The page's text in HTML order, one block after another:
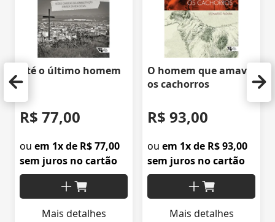
Até o último homem
R$ 77,00
ou em 1x de R$ 77,00
sem juros no cartão
Mais detalhes
O homem que amava
os cachorros
R$ 93,00
ou em 1x de R$ 93,00
sem juros no cartão
Mais detalhes